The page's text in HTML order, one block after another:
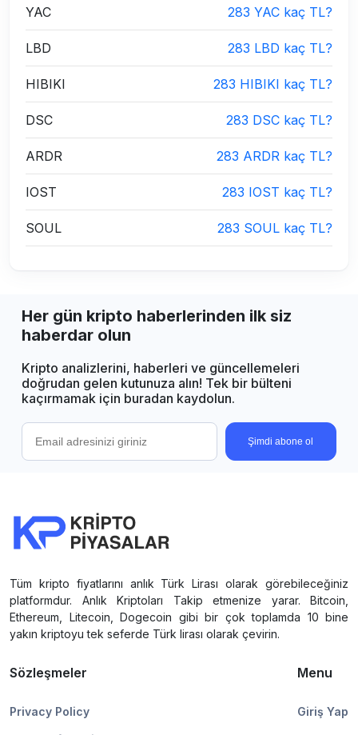
YAC 283 YAC kaç TL?
LBD 283 LBD kaç TL?
HIBIKI 283 HIBIKI kaç TL?
DSC 283 DSC kaç TL?
ARDR 283 ARDR kaç TL?
IOST 283 IOST kaç TL?
SOUL 283 SOUL kaç TL?
Her gün kripto haberlerinden ilk siz
haberdar olun
Kripto analizlerini, haberleri ve güncellemeleri
doğrudan gelen kutunuza alın! Tek bir bülteni
kaçırmamak için buradan kaydolun.
Şimdi abone ol
Tüm kripto fiyatlarını anlık Türk Lirası olarak görebileceğiniz
platformdur. Anlık Kriptoları Takip etmenize yarar. Bitcoin,
Ethereum, Litecoin, Dogecoin gibi bir çok toplamda 10 bine
yakın kriptoyu tek seferde Türk lirası olarak çevirin.
Sözleşmeler
Privacy Policy
Menu
Giriş Yap